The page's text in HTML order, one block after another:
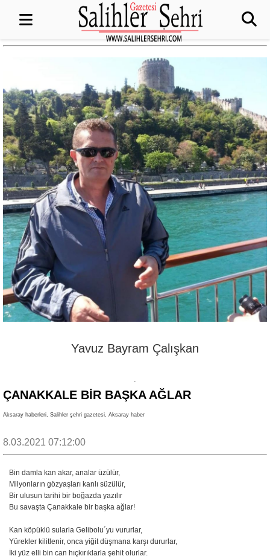
Yavuz Bayram Çalışkan
ÇANAKKALE BIR BAŞKA AĞLAR
Aksaray haberleri, Salihler şehri gazetesi, Aksaray haber
8.03.2021 07:12:00
Bin damla kan akar, analar üzülür,
Milyonların gözyaşları kanlı süzülür,
Bir ulusun tarihi bir boğazda yazılır
Bu savaşta Çanakkale bir başka ağlar!
Kan köpüklü sularla Gelibolu´yu vururlar,
Yürekler kilitlenir, onca yiğit düşmana karşı dururlar,
İki yüz elli bin can hıçkırıklarla şehit olurlar.